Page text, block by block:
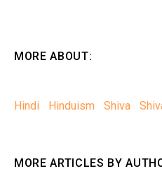
MORE ABOUT:
Hindi Hinduism Shiva
MORE ARTICLES BY